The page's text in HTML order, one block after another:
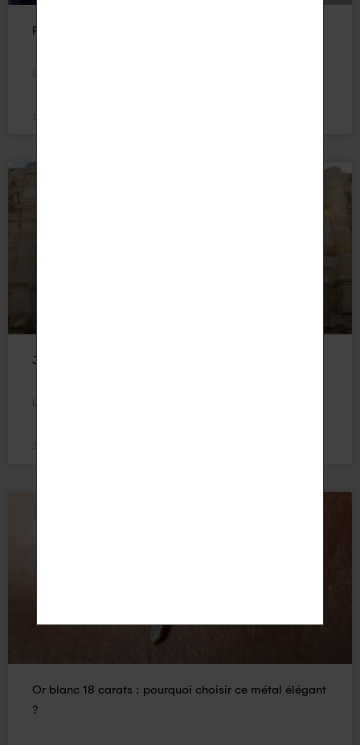
Pierres de naissance : guide complet par mois
LIRE LA SUITE »
Joaillerie arlésienne : quatre siècles d’héritage
LIRE LA SUITE »
Or blanc 18 carats : pourquoi choisir ce métal élégant
?